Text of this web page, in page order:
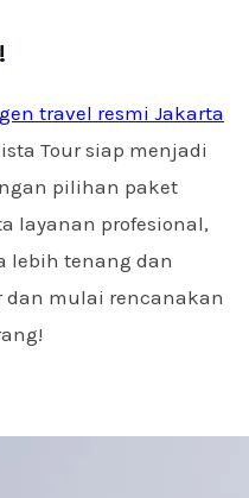
travel resmi Jakarta
Tour siap menjadi
pilihan paket
layanan profesional,
lebih tenang dan
dan mulai rencanakan